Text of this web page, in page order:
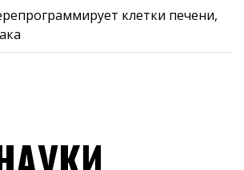
клетки печени,